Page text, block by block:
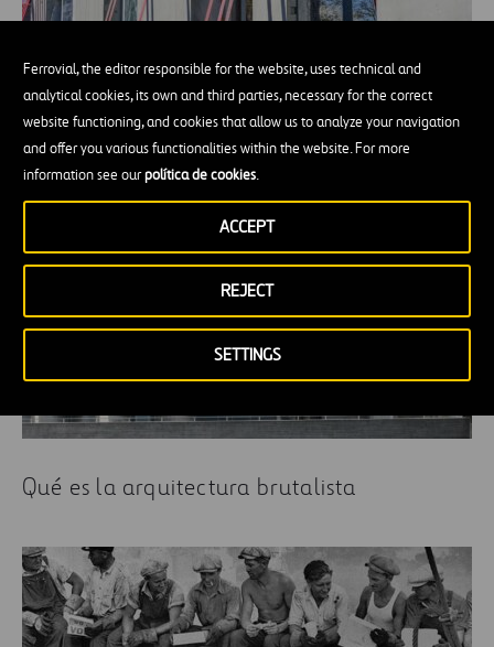
Ferrovial, the editor responsible for the website, uses technical and
analytical cookies, its own and third parties, necessary for the correct
website functioning, and cookies that allow us to analyze your navigation
and offer you various functionalities within the website. For more
information see ourpolítica de cookies.
SETTINGS
REJECT
ACCEPT
Construcción fuera de obra, modular y
prefabricada
Qué es la arquitectura brutalista